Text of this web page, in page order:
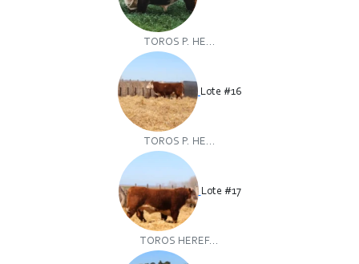
TOROS P. HE...
Lote #16
TOROS P. HE...
Lote #17
TOROS HEREF...